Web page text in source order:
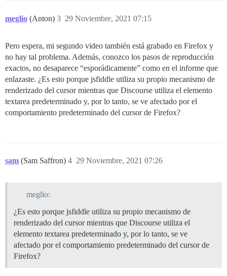
meglio (Anton) 29 Noviembre, 2021 07:15
3
Pero espera, mi segundo video también está grabado en Firefox y
no hay tal problema. Además, conozco los pasos de reproducción
exactos, no desaparece “esporádicamente” como en el informe que
enlazaste. ¿Es esto porque jsfiddle utiliza su propio mecanismo de
renderizado del cursor mientras que Discourse utiliza el elemento
textarea predeterminado y, por lo tanto, se ve afectado por el
comportamiento predeterminado del cursor de Firefox?
sam (Sam Saffron) 29 Noviembre, 2021 07:26
4
meglio:
¿Es esto porque jsfiddle utiliza su propio mecanismo de
renderizado del cursor mientras que Discourse utiliza el
elemento textarea predeterminado y, por lo tanto, se ve
afectado por el comportamiento predeterminado del cursor de
Firefox?